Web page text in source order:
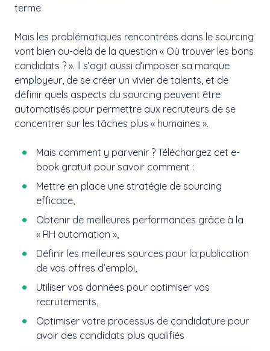
terme
Mais les problématiques rencontrées dans le sourcing
vont bien au-delà de la question « Où trouver les bons
candidats ? ». Il s’agit aussi d’imposer sa marque
employeur, de se créer un vivier de talents, et de
définir quels aspects du sourcing peuvent être
automatisés pour permettre aux recruteurs de se
concentrer sur les tâches plus « humaines ».
Mais comment y parvenir ? Téléchargez cet e-
book gratuit pour savoir comment :
Mettre en place une stratégie de sourcing
efficace,
Obtenir de meilleures performances grâce à la
« RH automation »,
Définir les meilleures sources pour la publication
de vos offres d’emploi,
Utiliser vos données pour optimiser vos
recrutements,
Optimiser votre processus de candidature pour
avoir des candidats plus qualifiés